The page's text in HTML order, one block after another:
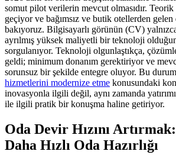
somut pilot verilerin mevcut olmasıdır. Teorik
geçiyor ve bağımsız ve butik otellerden
bakıyoruz. Bilgisayarlı görünün (CV)
ayrılmış yüksek maliyetli bir teknoloji
sorgulanıyor. Teknoloji olgunlaştıkça,
geldi; minimum donanım gerektiriyor ve
sorunsuz bir şekilde entegre oluyor. Bu
hizmetlerini modernize etme konusundaki
inovasyonla ilgili değil, aynı zamanda
ile ilgili pratik bir konuşma haline getiriyor.
Oda Devir Hızını
Daha Hızlı Oda Hazırlığı